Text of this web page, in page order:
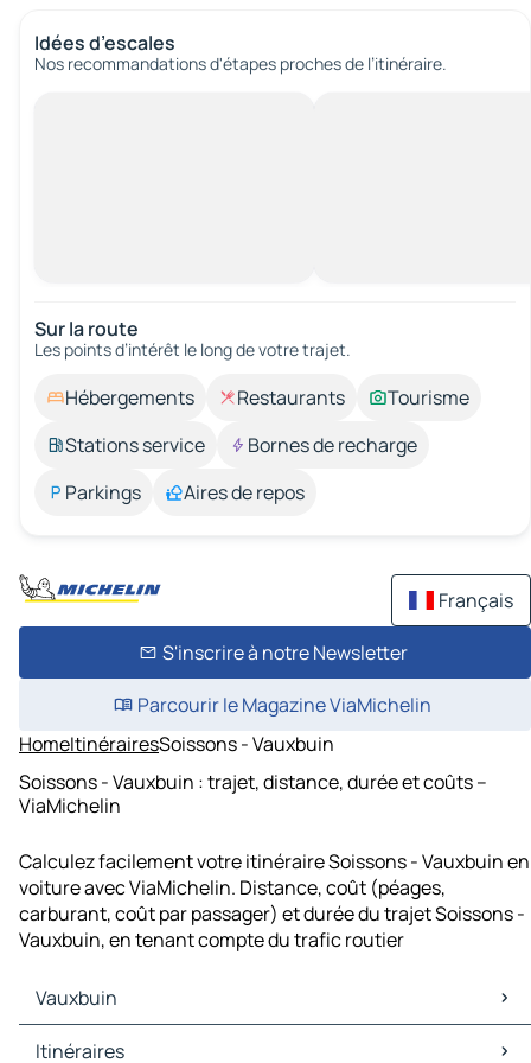
Idées d’escales
Nos recommandations d'étapes proches de l’itinéraire.
Sur la route
Les points d’intérêt le long de votre trajet.
Hébergements Restaurants
Tourisme
Stations service
Bornes de recharge
Parkings
Aires de repos
Français
S'inscrire à notre Newsletter
Parcourir le Magazine ViaMichelin
HomeItinérairesSoissons - Vauxbuin
Soissons - Vauxbuin : trajet, distance, durée et coûts –
ViaMichelin
Calculez facilement votre itinéraire Soissons - Vauxbuin en
voiture avec ViaMichelin. Distance, coût (péages,
carburant, coût par passager) et durée du trajet Soissons -
Vauxbuin, en tenant compte du trafic routier
Vauxbuin
Vauxbuin Cartes et plans
Itinéraires